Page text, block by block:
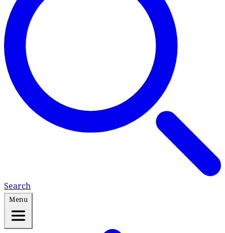
Search
Menu